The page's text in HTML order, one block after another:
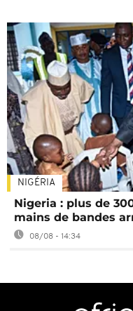
NIGÉRIA
Nigeria : plus de
mains de bandes
08/08 - 14:34